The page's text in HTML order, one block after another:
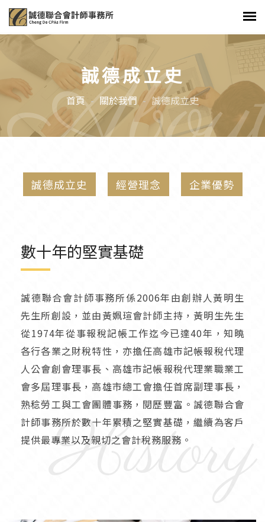
誠德成立史
首頁 關於我們 誠德成立史
誠德成立史 經營理念 企業優勢
數十年的堅實基礎
誠德聯合會計師事務所係2006年由創辦人黃明生
先生所創設，並由黃姵瑄會計師主持，黃明生先生
從1974年從事報稅記帳工作迄今已達40年，知曉
各行各業之財稅特性，亦擔任高雄市記帳報稅代理
人公會創會理事長、高雄市記帳報稅代理業職業工
會多屆理事長，高雄市總工會擔任首席副理事長，
熟稔勞工與工會團體事務，閱歷豐富。誠德聯合會
計師事務所於數十年累積之堅實基礎，繼續為客戶
提供最專業以及親切之會計稅務服務。
History